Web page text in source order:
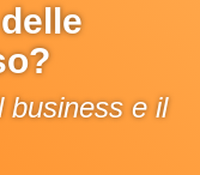
business e il